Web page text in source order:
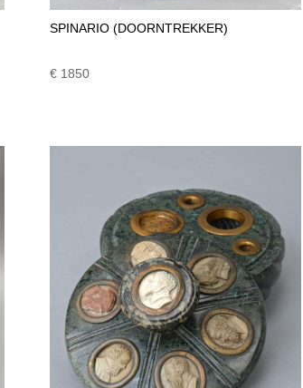
SPINARIO (DOORNTREKKER)
€ 1850